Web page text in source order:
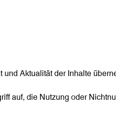
Aktualität der Inhalte
auf, die Nutzung oder